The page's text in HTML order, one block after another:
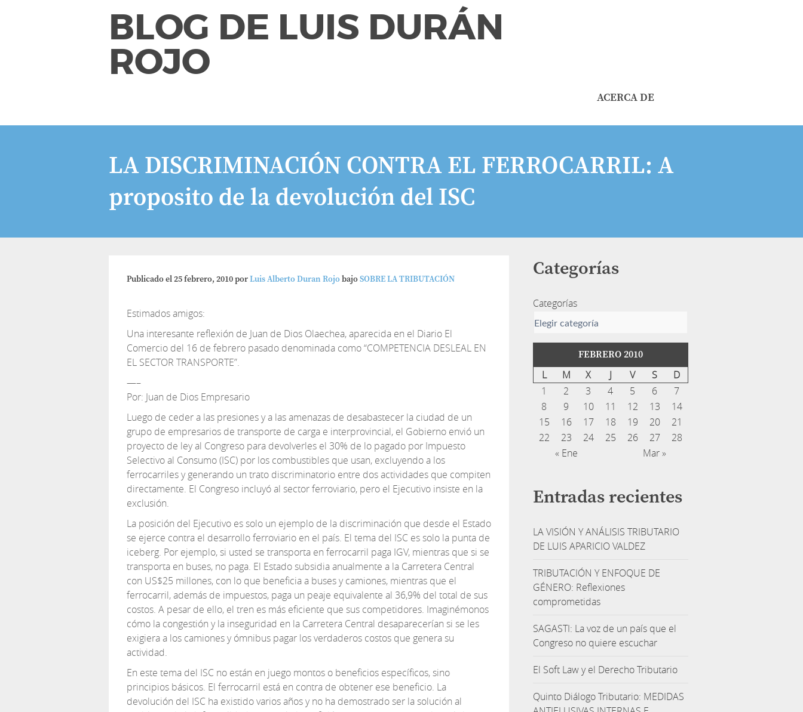
BLOG DE LUIS DURÁN
ROJO
ACERCA DE
LA DISCRIMINACIÓN CONTRA EL FERROCARRIL: A
proposito de la devolución del ISC
Publicado el25 febrero, 2010porLuis Alberto Duran RojobajoSOBRE LA TRIBUTACIÓN
Estimados amigos:
Una interesante reflexión de Juan de Dios Olaechea, aparecida en el Diario El
Comercio del 16 de febrero pasado denominada como “COMPETENCIA DESLEAL EN
EL SECTOR TRANSPORTE”.
—–
Por: Juan de Dios Empresario
Luego de ceder a las presiones y a las amenazas de desabastecer la ciudad de un
grupo de empresarios de transporte de carga e interprovincial, el Gobierno envió un
proyecto de ley al Congreso para devolverles el 30% de lo pagado por Impuesto
Selectivo al Consumo (ISC) por los combustibles que usan, excluyendo a los
ferrocarriles y generando un trato discriminatorio entre dos actividades que compiten
directamente. El Congreso incluyó al sector ferroviario, pero el Ejecutivo insiste en la
exclusión.
La posición del Ejecutivo es solo un ejemplo de la discriminación que desde el Estado
se ejerce contra el desarrollo ferroviario en el país. El tema del ISC es solo la punta de
iceberg. Por ejemplo, si usted se transporta en ferrocarril paga IGV, mientras que si se
transporta en buses, no paga. El Estado subsidia anualmente a la Carretera Central
con US$25 millones, con lo que beneficia a buses y camiones, mientras que el
ferrocarril, además de impuestos, paga un peaje equivalente al 36,9% del total de sus
costos. A pesar de ello, el tren es más eficiente que sus competidores. Imaginémonos
cómo la congestión y la inseguridad en la Carretera Central desaparecerían si se les
exigiera a los camiones y ómnibus pagar los verdaderos costos que genera su
actividad.
En este tema del ISC no están en juego montos o beneficios específicos, sino
principios básicos. El ferrocarril está en contra de obtener ese beneficio. La
devolución del ISC ha existido varios años y no ha demostrado ser la solución al
Categorías
Categorías
FEBRERO 2010
L M X J V S D
« Ene Mar »
1 2 3 4 5 6
7
8
9 10 11 12 13
14
15
16 17 18 19 20
21
22
23 24 25 26 27 28
Entradas recientes
LA VISIÓN Y ANÁLISIS TRIBUTARIO
DE LUIS APARICIO VALDEZ
TRIBUTACIÓN Y ENFOQUE DE
GÉNERO: Reflexiones
comprometidas
SAGASTI: La voz de un país que el
Congreso no quiere escuchar
El Soft Law y el Derecho Tributario
Quinto Diálogo Tributario: MEDIDAS